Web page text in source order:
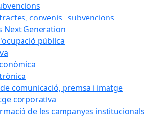
convenis i subvencions
Next Generation
pública
comunicació, premsa i imatge
corporativa
de les campanyes institucionals